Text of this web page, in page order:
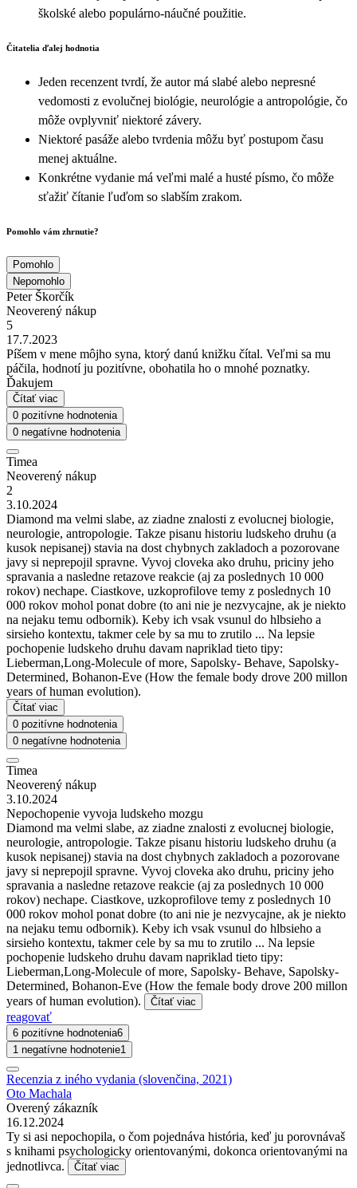
školské alebo populárno-náučné použitie.
Čitatelia ďalej hodnotia
Jeden recenzent tvrdí, že autor má slabé alebo nepresné
vedomosti z evolučnej biológie, neurológie a antropológie, čo
môže ovplyvniť niektoré závery.
Niektoré pasáže alebo tvrdenia môžu byť postupom času
menej aktuálne.
Konkrétne vydanie má veľmi malé a husté písmo, čo môže
sťažiť čítanie ľuďom so slabším zrakom.
Pomohlo vám zhrnutie?
Pomohlo
Nepomohlo
Peter Škorčík
Neoverený nákup
5
17.7.2023
Píšem v mene môjho syna, ktorý danú knižku čítal. Veľmi sa mu
páčila, hodnotí ju pozitívne, obohatila ho o mnohé poznatky.
Ďakujem
Čítať viac
0 pozitívne hodnotenia
0 negatívne hodnotenia
Timea
Neoverený nákup
2
3.10.2024
Diamond ma velmi slabe, az ziadne znalosti z evolucnej biologie,
neurologie, antropologie. Takze pisanu historiu ludskeho druhu (a
kusok nepisanej) stavia na dost chybnych zakladoch a pozorovane
javy si neprepojil spravne. Vyvoj cloveka ako druhu, priciny jeho
spravania a nasledne retazove reakcie (aj za poslednych 10 000
rokov) nechape. Ciastkove, uzkoprofilove temy z poslednych 10
000 rokov mohol ponat dobre (to ani nie je nezvycajne, ak je niekto
na nejaku temu odbornik). Keby ich vsak vsunul do hlbsieho a
sirsieho kontextu, takmer cele by sa mu to zrutilo ... Na lepsie
pochopenie ludskeho druhu davam napriklad tieto tipy:
Lieberman,Long-Molecule of more, Sapolsky- Behave, Sapolsky-
Determined, Bohanon-Eve (How the female body drove 200 millon
years of human evolution).
Čítať viac
0 pozitívne hodnotenia
0 negatívne hodnotenia
Timea
Neoverený nákup
3.10.2024
Nepochopenie vyvoja ludskeho mozgu
Diamond ma velmi slabe, az ziadne znalosti z evolucnej biologie,
neurologie, antropologie. Takze pisanu historiu ludskeho druhu (a
kusok nepisanej) stavia na dost chybnych zakladoch a pozorovane
javy si neprepojil spravne. Vyvoj cloveka ako druhu, priciny jeho
spravania a nasledne retazove reakcie (aj za poslednych 10 000
rokov) nechape. Ciastkove, uzkoprofilove temy z poslednych 10
000 rokov mohol ponat dobre (to ani nie je nezvycajne, ak je niekto
na nejaku temu odbornik). Keby ich vsak vsunul do hlbsieho a
sirsieho kontextu, takmer cele by sa mu to zrutilo ... Na lepsie
pochopenie ludskeho druhu davam napriklad tieto tipy:
Lieberman,Long-Molecule of more, Sapolsky- Behave, Sapolsky-
Determined, Bohanon-Eve (How the female body drove 200 millon
years of human evolution).
Čítať viac
reagovať
6 pozitívne hodnotenia6
1 negatívne hodnotenie1
Recenzia z iného vydania (slovenčina, 2021)
Oto Machala
Overený zákazník
16.12.2024
Ty si asi nepochopila, o čom pojednáva história, keď ju porovnávaš
s knihami psychologicky orientovanými, dokonca orientovanými na
jednotlivca.
Čítať viac